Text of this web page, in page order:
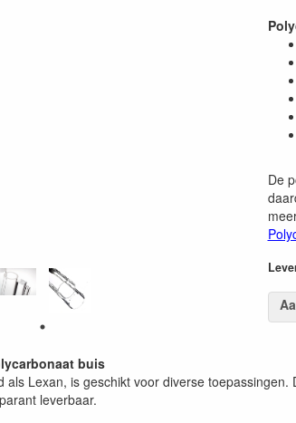
De
buis
als Lexan, is geschikt voor diverse
leverbaar.